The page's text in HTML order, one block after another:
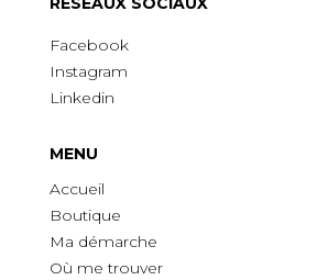
Facebook
Instagram
Linkedin
MENU
Accueil
Boutique
Ma démarche
Où me trouver